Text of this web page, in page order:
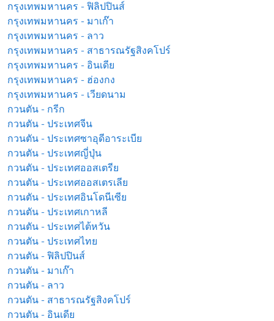
กรุงเทพมหานคร - ฟิลิปปินส์
กรุงเทพมหานคร - มาเก๊า
กรุงเทพมหานคร - ลาว
กรุงเทพมหานคร - สาธารณรัฐสิงคโปร์
กรุงเทพมหานคร - อินเดีย
กรุงเทพมหานคร - ฮ่องกง
กรุงเทพมหานคร - เวียดนาม
กวนตัน - กรีก
กวนตัน - ประเทศจีน
กวนตัน - ประเทศซาอุดีอาระเบีย
กวนตัน - ประเทศญี่ปุ่น
กวนตัน - ประเทศออสเตรีย
กวนตัน - ประเทศออสเตรเลีย
กวนตัน - ประเทศอินโดนีเซีย
กวนตัน - ประเทศเกาหลี
กวนตัน - ประเทศไต้หวัน
กวนตัน - ประเทศไทย
กวนตัน - ฟิลิปปินส์
กวนตัน - มาเก๊า
กวนตัน - ลาว
กวนตัน - สาธารณรัฐสิงคโปร์
กวนตัน - อินเดีย